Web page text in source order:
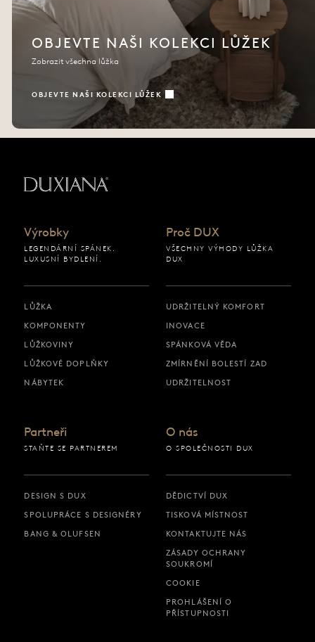
OBJEVTE NAŠI KOLEKCI LŮŽEK
Zobrazit všechna lůžka
OBJEVTE NAŠI KOLEKCI LŮŽEK
Výrobky
LEGENDÁRNÍ SPÁNEK.
LUXUSNÍ BYDLENÍ.
LŮŽKA
KOMPONENTY
LŮŽKOVINY
LŮŽKOVÉ DOPLŇKY
NÁBYTEK
Proč DUX
VŠECHNY VÝHODY LŮŽKA
DUX
UDRŽITELNÝ KOMFORT
INOVACE
SPÁNKOVÁ VĚDA
ZMÍRNĚNÍ BOLESTÍ ZAD
UDRŽITELNOST
Partneři
STAŇTE SE PARTNEREM
DESIGN S DUX
SPOLUPRÁCE S DESIGNÉRY
BANG & OLUFSEN
O nás
O SPOLEČNOSTI DUX
DĚDICTVÍ DUX
TISKOVÁ MÍSTNOST
KONTAKTUJTE NÁS
ZÁSADY OCHRANY
SOUKROMÍ
COOKIE
PROHLÁŠENÍ O
PŘÍSTUPNOSTI